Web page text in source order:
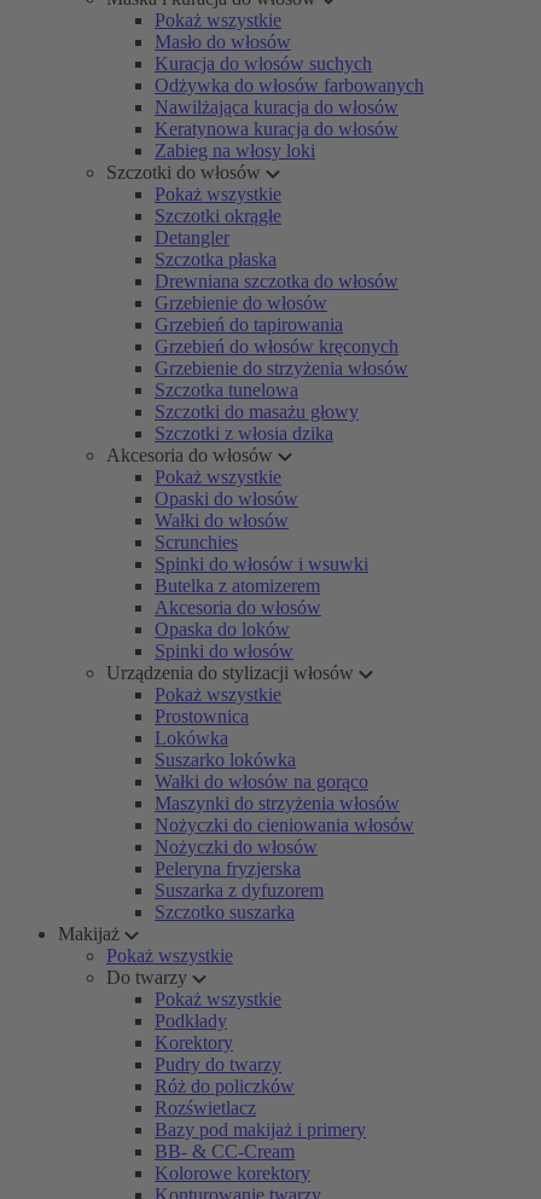
Pokaż wszystkie
Masło do włosów
Kuracja do włosów suchych
Odżywka do włosów farbowanych
Nawilżająca kuracja do włosów
Keratynowa kuracja do włosów
Zabieg na włosy loki
Szczotki do włosów
Pokaż wszystkie
Szczotki okrągłe
Detangler
Szczotka płaska
Drewniana szczotka do włosów
Grzebienie do włosów
Grzebień do tapirowania
Grzebień do włosów kręconych
Grzebienie do strzyżenia włosów
Szczotka tunelowa
Szczotki do masażu głowy
Szczotki z włosia dzika
Akcesoria do włosów
Pokaż wszystkie
Opaski do włosów
Wałki do włosów
Scrunchies
Spinki do włosów i wsuwki
Butelka z atomizerem
Akcesoria do włosów
Opaska do loków
Spinki do włosów
Urządzenia do stylizacji włosów
Pokaż wszystkie
Prostownica
Lokówka
Suszarko lokówka
Wałki do włosów na gorąco
Maszynki do strzyżenia włosów
Nożyczki do cieniowania włosów
Nożyczki do włosów
Peleryna fryzjerska
Suszarka z dyfuzorem
Szczotko suszarka
Makijaż
Pokaż wszystkie
Do twarzy
Pokaż wszystkie
Podkłady
Korektory
Pudry do twarzy
Róż do policzków
Rozświetlacz
Bazy pod makijaż i primery
BB- & CC-Cream
Kolorowe korektory
Konturowanie twarzy